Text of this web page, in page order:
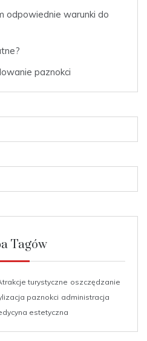
odpowiednie warunki do
paznokci
Tagów
turystyczne oszczędzanie
paznokci administracja
estetyczna